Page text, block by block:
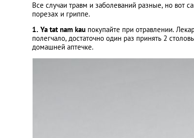
Все случаи травм и заболеваний разные, но вот
порезах и гриппе.
1. Ya tat nam kau покупайте при отравлении.
полегчало, достаточно один раз принять 2
домашней аптечке.